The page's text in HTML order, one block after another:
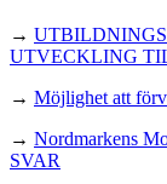
→
UTVECKLING
→ Möjlighet att
→ Nordmarkens
SVAR